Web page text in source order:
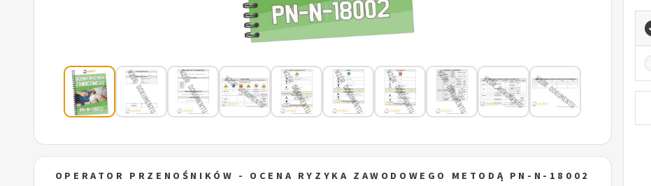
OPERATOR PRZENOŚNIKÓW - OCENA RYZYKA ZAWODOWEGO METODĄ PN-N-18002